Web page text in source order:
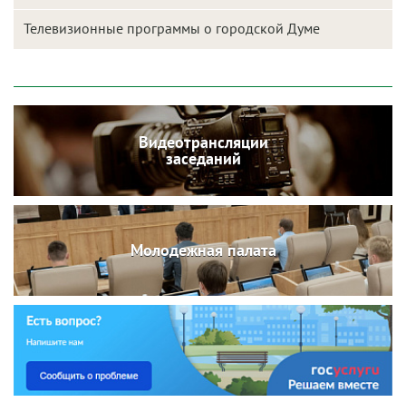
Телевизионные программы о городской Думе
Видеотрансляции
заседаний
Молодежная палата